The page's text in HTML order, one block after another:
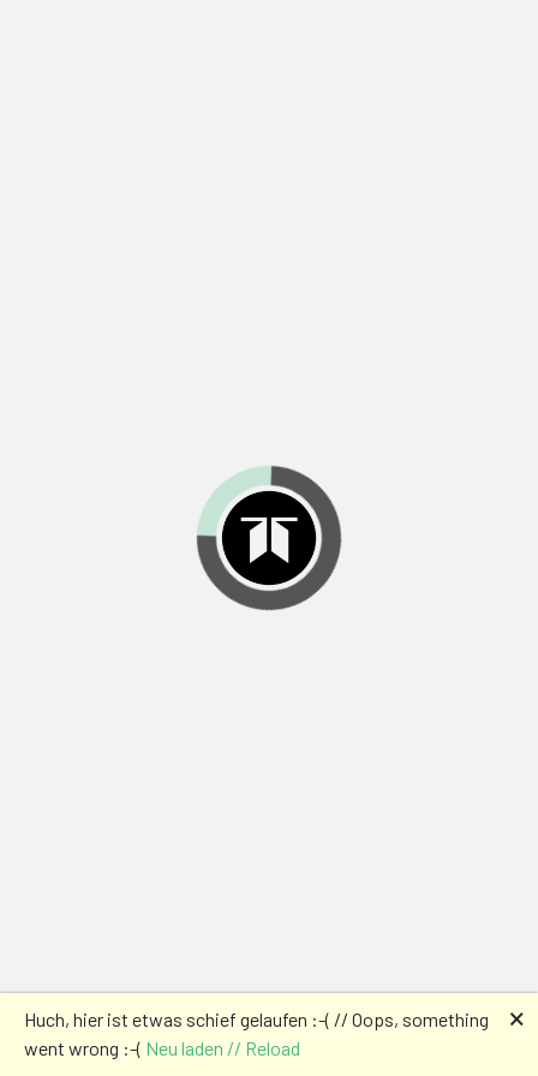
Huch, hier ist etwas schief gelaufen :-( // Oops, something
went wrong :-( Neu laden // Reload
🗙